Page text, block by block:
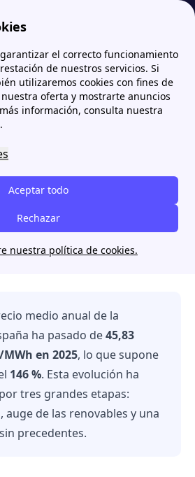
el correcto funcionamiento
de nuestros servicios. Si
utilizaremos cookies con fines de
oferta y mostrarte anuncios
información, consulta nuestra
Aceptar todo
Rechazar
nuestra política de cookies.
Estudios y análisis propios de Papernest El precio de la luz en España sube un 146% en los últimos 15 años
la luz en
un 146% en
años
Nota de prensa – 2025
un análisis detallado de la
2025.
medio anual de la
ha pasado de45,83
MWh en 2025, lo que supone
146 %. Esta evolución ha
tres grandes etapas:
auge de las renovables y una
precedentes.